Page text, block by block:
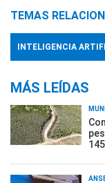
TEMAS
INTELIGENCIA
MÁS LEÍDAS